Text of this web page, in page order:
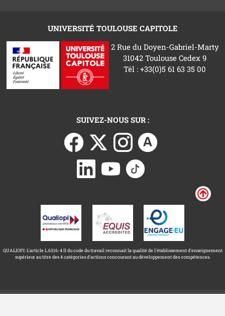
UNIVERSITÉ TOULOUSE CAPITOLE
2 Rue du Doyen-Gabriel-Marty
31042 Toulouse Cedex 9
Tél : +33(0)5 61 63 35 00
SUIVEZ-NOUS SUR :
QUALIOPI: L'article L.6316-4 II du code du travail reconnait la qualité de l'établissement d'enseignement
supérieur au titre des 4 catégories d'actions concourant au développement des compétences.